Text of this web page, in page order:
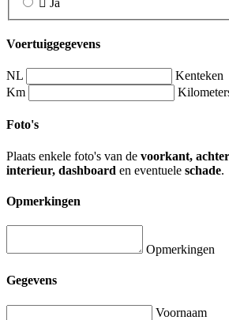
Voertuiggegevens
NL
Kenteken
Km
Foto's
Plaats enkele foto's van de voorkant,
interieur, dashboard en eventuele schade.
Opmerkingen
Opmerkingen
Gegevens
Voornaam